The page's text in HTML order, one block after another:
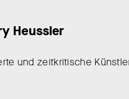
Heussler
und zeitkritische